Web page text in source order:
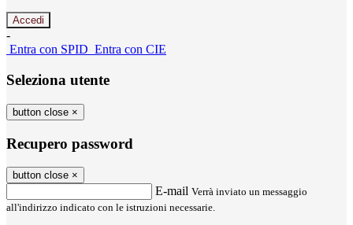
-
Entra con SPID Entra con CIE
Seleziona utente
button close ×
Recupero password
button close ×
E-mail Verrà inviato un messaggio
all'indirizzo indicato con le istruzioni necessarie.